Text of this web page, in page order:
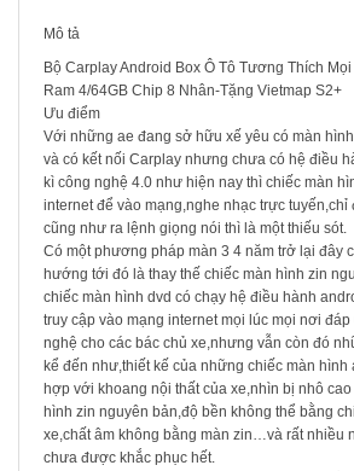
Mô tả
Bộ Carplay Android Box Ô Tô Tương Thích
Ram 4/64GB Chip 8 Nhân-Tặng Vietmap S2+
Ưu điểm
Với những ae đang sở hữu xế yêu có màn
và có kết nối Carplay nhưng chưa có hệ điều
kì công nghệ 4.0 như hiện nay thì chiếc màn
internet để vào mạng,nghe nhạc trực
cũng như ra lệnh giọng nói thì là một thiếu sót.
Có một phương pháp màn 3 4 năm trở lại đây
hướng tới đó là thay thế chiếc màn hình zin
chiếc màn hình dvd có chạy hệ điều hành
truy cập vào mạng internet mọi lúc mọi nơi
nghệ cho các bác chủ xe,nhưng vẫn còn đó
kể đến như,thiết kế của những chiếc màn hình
hợp với khoang nội thất của xe,nhìn bị nhô
hình zin nguyên bản,độ bền không thể bằng
xe,chất âm không bằng màn zin…và rất nhiều
chưa được khắc phục hết.